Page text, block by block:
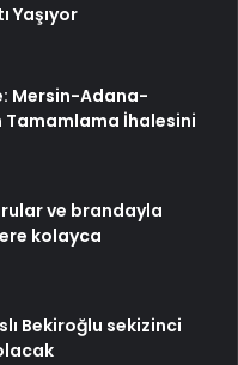
Yaşıyor
Mersin-Adana-
Tamamlama İhalesini
ve brandayla
kolayca
Bekiroğlu sekizinci